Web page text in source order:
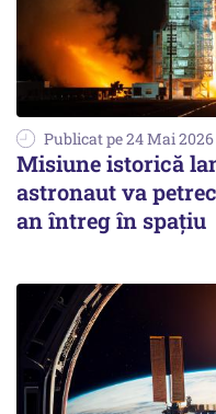
Publicat pe 24 Mai 2026
Misiune istorică
astronaut va
an întreg în spațiu